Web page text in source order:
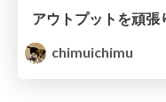
chimuichimu